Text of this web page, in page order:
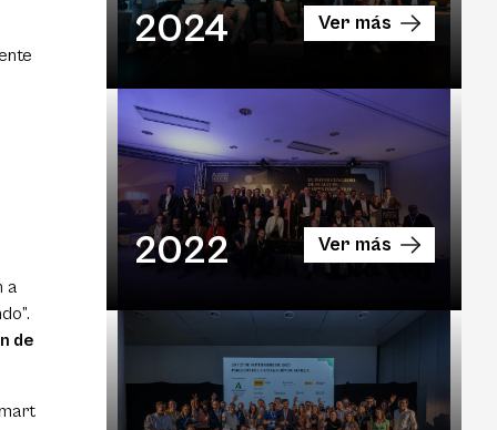
a
de
2024 Ver más
2022 Ver más